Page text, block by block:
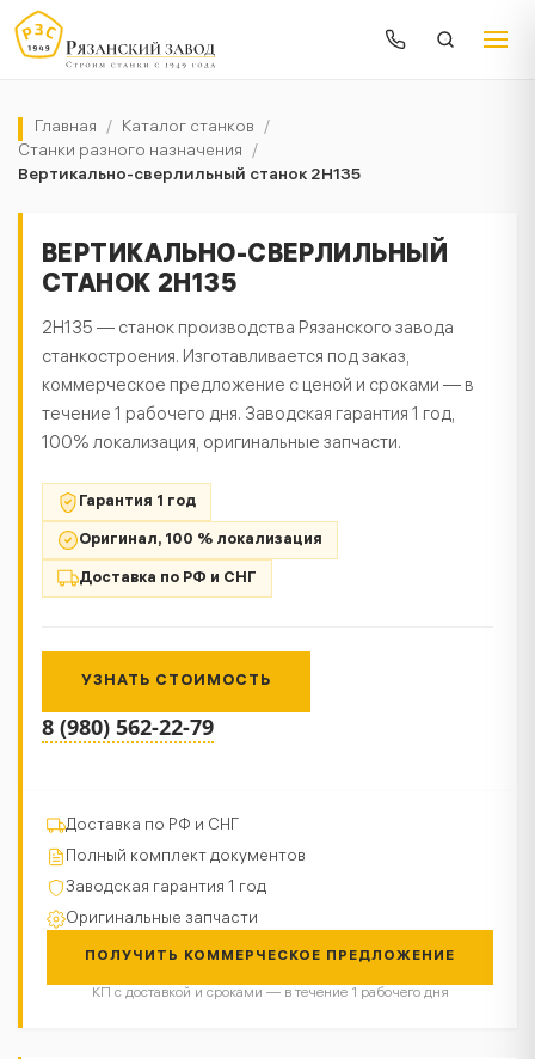
Главная / Каталог станков /
Станки разного назначения /
Вертикально-сверлильный станок 2Н135
ВЕРТИКАЛЬНО-СВЕРЛИЛЬНЫЙ
СТАНОК 2Н135
2Н135 — станок производства Рязанского завода
станкостроения. Изготавливается под заказ,
коммерческое предложение с ценой и сроками — в
течение 1 рабочего дня. Заводская гарантия 1 год,
100% локализация, оригинальные запчасти.
Гарантия 1 год
Оригинал, 100 % локализация
Доставка по РФ и СНГ
УЗНАТЬ СТОИМОСТЬ
8 (980) 562-22-79
Доставка по РФ и СНГ
Полный комплект документов
Заводская гарантия 1 год
Оригинальные запчасти
ПОЛУЧИТЬ КОММЕРЧЕСКОЕ ПРЕДЛОЖЕНИЕ
КП с доставкой и сроками — в течение 1 рабочего дня